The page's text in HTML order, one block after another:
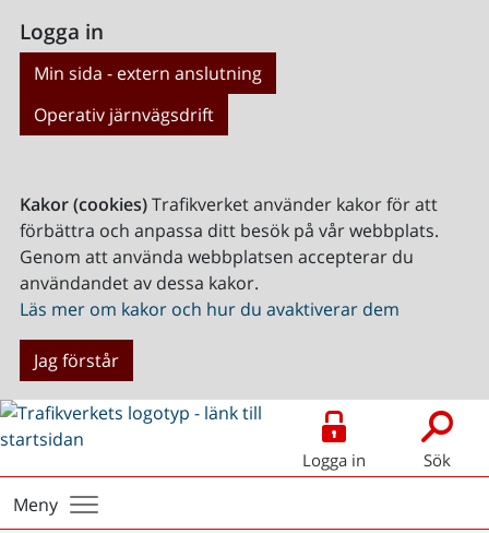
Logga in
Min sida - extern anslutning
Operativ järnvägsdrift
Kakor (cookies)Trafikverket använder kakor för att
förbättra och anpassa ditt besök på vår webbplats.
Genom att använda webbplatsen accepterar du
användandet av dessa kakor.
Läs mer om kakor och hur du avaktiverar dem
Jag förstår
Logga in Sök
Meny